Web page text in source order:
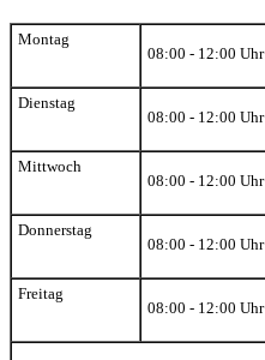
Montag
08:00 - 12:00 Uhr
Dienstag
08:00 - 12:00 Uhr
Mittwoch
08:00 - 12:00 Uhr
Donnerstag
08:00 - 12:00 Uhr
Freitag
08:00 - 12:00 Uhr